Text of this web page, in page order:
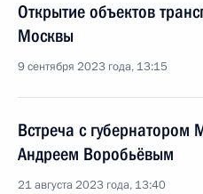
Открытие объектов
Москвы
9 сентября 2023 года, 13:15
Встреча с губернатором
Андреем Воробьёвым
21 августа 2023 года, 13:40